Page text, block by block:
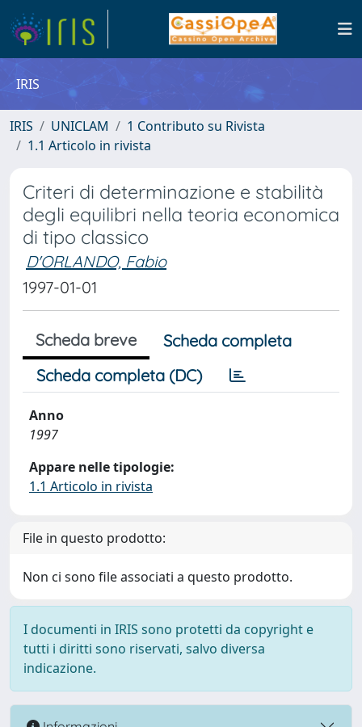
IRIS
IRIS UNICLAM
1 Contributo su Rivista
1.1 Articolo in rivista
Criteri di determinazione e stabilità
degli equilibri nella teoria economica
di tipo classico
D'ORLANDO, Fabio
1997-01-01
Scheda breve
Scheda completa
Scheda completa (DC)
Anno
1997
Appare nelle tipologie:
1.1 Articolo in rivista
File in questo prodotto:
Non ci sono file associati a questo prodotto.
I documenti in IRIS sono protetti da copyright e
tutti i diritti sono riservati, salvo diversa
indicazione.